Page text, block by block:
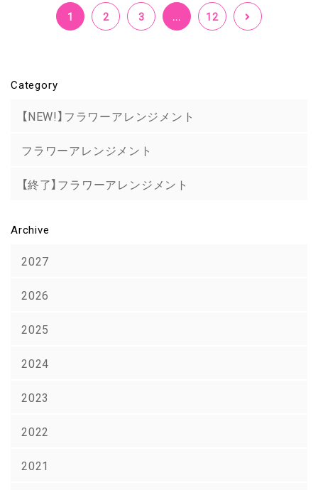
1 2 3 ... 12
Category
【NEW!】フラワーアレンジメント
フラワーアレンジメント
【終了】フラワーアレンジメント
Archive
2027
2026
2025
2024
2023
2022
2021